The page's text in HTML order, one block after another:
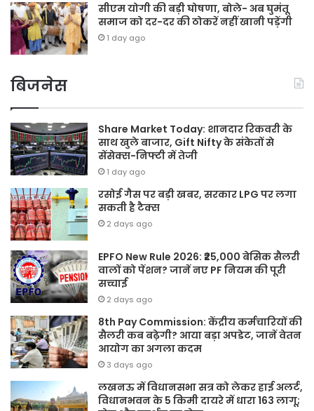
सीएम योगी की बड़ी घोषणा, बोले- अब घुमंतू
समाज को दर-दर की ठोकरें नहीं खानी पड़ेंगी
1 day ago
बिजनेस
Share Market Today: शानदार रिकवरी के
साथ खुले बाजार, Gift Nifty के संकेतों से
सेंसेक्स-निफ्टी में तेजी
1 day ago
रसोई गैस पर बड़ी खबर, सरकार LPG पर लगा
सकती है टैक्स
2 days ago
EPFO New Rule 2026: ₹25,000 बेसिक सैलरी
वालों को पेंशन? जानें नए PF नियम की पूरी
सच्चाई
2 days ago
8th Pay Commission: केंद्रीय कर्मचारियों की
सैलरी कब बढ़ेगी? आया बड़ा अपडेट, जानें वेतन
आयोग का अगला कदम
3 days ago
लखनऊ में विधानसभा सत्र को लेकर हाई अलर्ट,
विधानभवन के 5 किमी दायरे में धारा 163 लागू;